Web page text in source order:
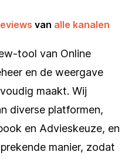
van alle kanalen
tool van Online
en de weergave
maakt. Wij
diverse platformen,
en Advieskeuze, en
manier, zodat